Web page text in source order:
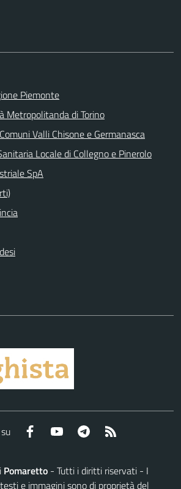
Piemonte
Metropolitanda di Torino
Valli Chisone e Germanasca
Locale di Collegno e Pinerolo
SpA
Facebook YouTube Telegram
Pomaretto- Tutti i diritti riservati - I
e immagini sono di proprietà del